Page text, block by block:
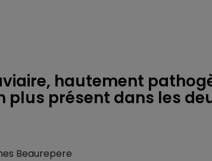
hautement
plus présent dans les
Beaurepere